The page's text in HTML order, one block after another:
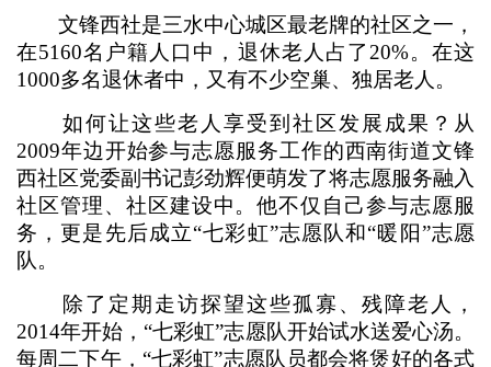
文锋西社是三水中心城区最老牌的社区之一，
在5160名户籍人口中，退休老人占了20%。在这
1000多名退休者中，又有不少空巢、独居老人。
如何让这些老人享受到社区发展成果？从
2009年边开始参与志愿服务工作的西南街道文锋
西社区党委副书记彭劲辉便萌发了将志愿服务融入
社区管理、社区建设中。他不仅自己参与志愿服
务，更是先后成立“七彩虹”志愿队和“暖阳”志愿
队。
除了定期走访探望这些孤寡、残障老人，
2014年开始，“七彩虹”志愿队开始试水送爱心汤。
每周二下午，“七彩虹”志愿队员都会将煲好的各式